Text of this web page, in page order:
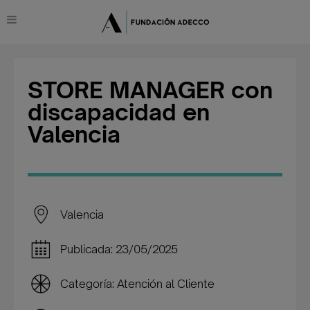
STORE MANAGER con
discapacidad en
Valencia
Valencia
Publicada: 23/05/2025
Categoría: Atención al Cliente